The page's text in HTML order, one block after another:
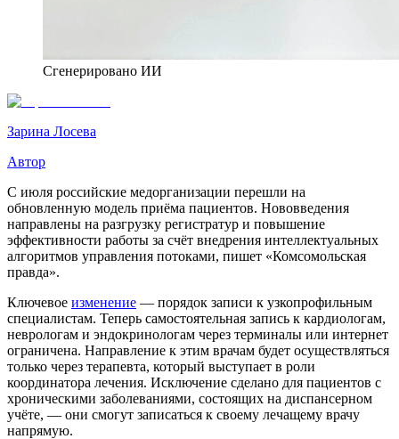
Сгенерировано ИИ
Зарина Лосева
Автор
С июля российские медорганизации перешли на
обновленную модель приёма пациентов. Нововведения
направлены на разгрузку регистратур и повышение
эффективности работы за счёт внедрения интеллектуальных
алгоритмов управления потоками, пишет «Комсомольская
правда».
Ключевое изменение — порядок записи к узкопрофильным
специалистам. Теперь самостоятельная запись к кардиологам,
неврологам и эндокринологам через терминалы или интернет
ограничена. Направление к этим врачам будет осуществляться
только через терапевта, который выступает в роли
координатора лечения. Исключение сделано для пациентов с
хроническими заболеваниями, состоящих на диспансерном
учёте, — они смогут записаться к своему лечащему врачу
напрямую.